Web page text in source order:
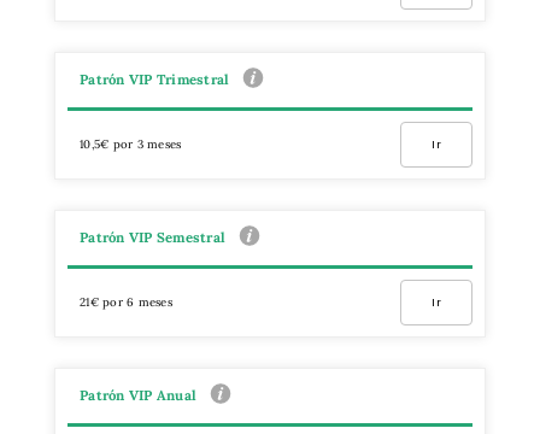
Patrón VIP Trimestral
10,5€ por 3 meses Ir
Patrón VIP Semestral
21€ por 6 meses Ir
Patrón VIP Anual